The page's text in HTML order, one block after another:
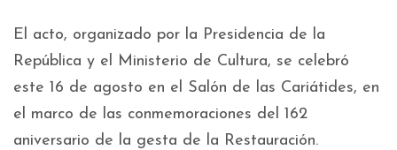
El acto, organizado por la Presidencia de la
República y el Ministerio de Cultura, se celebró
este 16 de agosto en el Salón de las Cariátides, en
el marco de las conmemoraciones del 162
aniversario de la gesta de la Restauración.